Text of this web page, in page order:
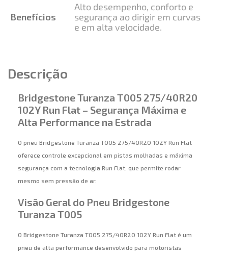
Benefícios
Alto desempenho, conforto e
segurança ao dirigir em curvas
e em alta velocidade.
Descrição
Bridgestone Turanza T005 275/40R20
102Y Run Flat – Segurança Máxima e
Alta Performance na Estrada
O pneu Bridgestone Turanza T005 275/40R20 102Y Run Flat
oferece controle excepcional em pistas molhadas e máxima
segurança com a tecnologia Run Flat, que permite rodar
mesmo sem pressão de ar.
Visão Geral do Pneu Bridgestone
Turanza T005
O Bridgestone Turanza T005 275/40R20 102Y Run Flat é um
pneu de alta performance desenvolvido para motoristas